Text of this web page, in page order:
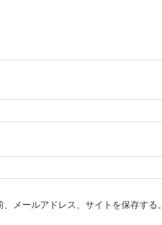
メールアドレス、サイトを保存する。